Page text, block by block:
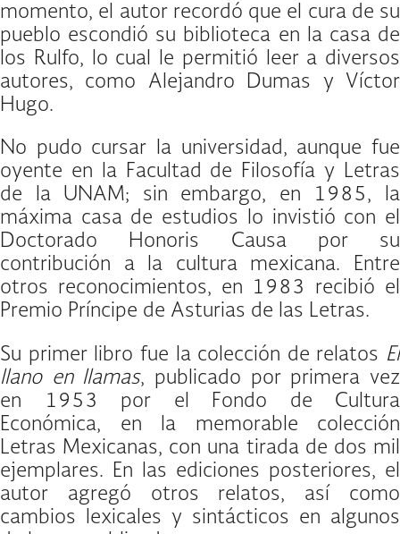
momento, el autor recordó que el cura de su
pueblo escondió su biblioteca en la casa de
los Rulfo, lo cual le permitió leer a diversos
autores, como Alejandro Dumas y Víctor
Hugo.
No pudo cursar la universidad, aunque fue
oyente en la Facultad de Filosofía y Letras
de la UNAM; sin embargo, en 1985, la
máxima casa de estudios lo invistió con el
Doctorado Honoris Causa por su
contribución a la cultura mexicana. Entre
otros reconocimientos, en 1983 recibió el
Premio Príncipe de Asturias de las Letras.
Su primer libro fue la colección de relatos El
llano en llamas, publicado por primera vez
en 1953 por el Fondo de Cultura
Económica, en la memorable colección
Letras Mexicanas, con una tirada de dos mil
ejemplares. En las ediciones posteriores, el
autor agregó otros relatos, así como
cambios lexicales y sintácticos en algunos